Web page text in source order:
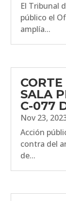
El Tribunal
público el
amplía...
SALA
C-077
Nov 23,
Acción
contra del
de...